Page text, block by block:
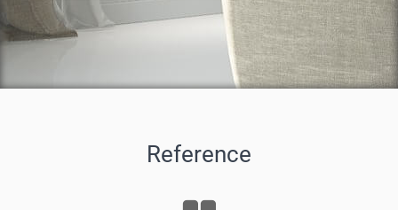
Reference